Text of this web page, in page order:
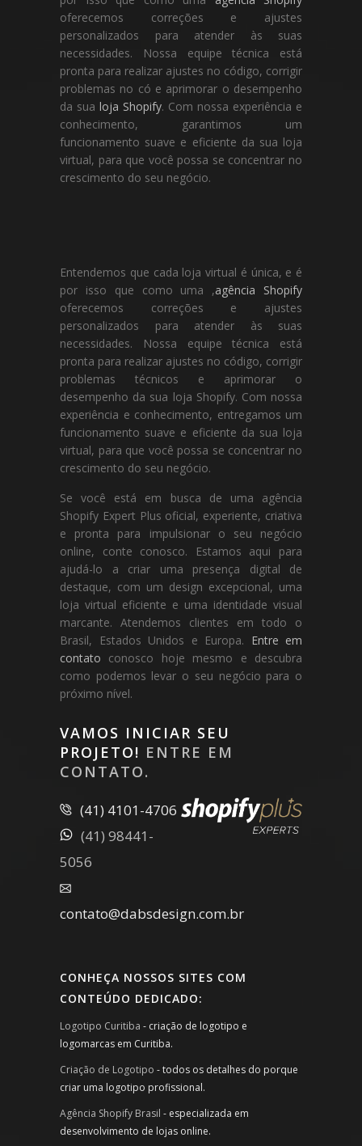
oferecemos correções e ajustes
personalizados para atender às suas
necessidades. Nossa equipe técnica está
pronta para realizar ajustes no código, corrigir
problemas no có e aprimorar o desempenho
da sua loja Shopify. Com nossa experiência e
conhecimento, garantimos um
funcionamento suave e eficiente da sua loja
virtual, para que você possa se concentrar no
crescimento do seu negócio.
Entendemos que cada loja virtual é única, e é
por isso que como uma ,agência Shopify
oferecemos correções e ajustes
personalizados para atender às suas
necessidades. Nossa equipe técnica está
pronta para realizar ajustes no código, corrigir
problemas técnicos e aprimorar o
desempenho da sua loja Shopify. Com nossa
experiência e conhecimento, entregamos um
funcionamento suave e eficiente da sua loja
virtual, para que você possa se concentrar no
crescimento do seu negócio.
Se você está em busca de uma agência
Shopify Expert Plus oficial, experiente, criativa
e pronta para impulsionar o seu negócio
online, conte conosco. Estamos aqui para
ajudá-lo a criar uma presença digital de
destaque, com um design excepcional, uma
loja virtual eficiente e uma identidade visual
marcante. Atendemos clientes em todo o
Brasil, Estados Unidos e Europa. Entre em
contato conosco hoje mesmo e descubra
como podemos levar o seu negócio para o
próximo nível.
VAMOS INICIAR SEU
PROJETO! ENTRE EM
CONTATO.
(41) 4101-4706
(41) 98441-
5056
contato@dabsdesign.com.br
CONHEÇA NOSSOS SITES COM
CONTEÚDO DEDICADO:
Logotipo Curitiba - criação de logotipo e
logomarcas em Curitiba.
Criação de Logotipo - todos os detalhes do porque
criar uma logotipo profissional.
Agência Shopify Brasil - especializada em
desenvolvimento de lojas online.